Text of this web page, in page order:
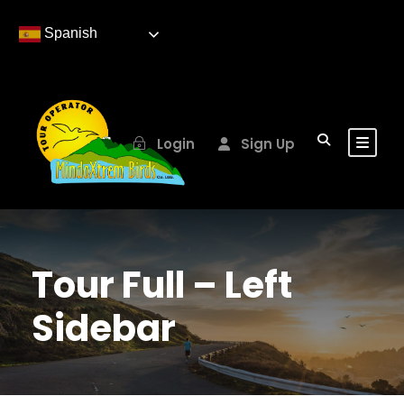
Spanish
Login Sign Up
Tour Full – Left
Sidebar